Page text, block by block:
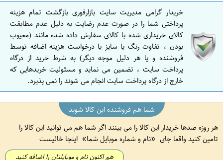
ا
ص
ف
ه
ا
ن
خریدار گرامی مدیریت سایت بازارفوری بازگشت تمام هزینه
پرداختی شما را در صورت عدم رضایت به دلیل عدم مطابقت
کالای خریداری شده با کالای سفارش داده شده مانند (معیوب
بودن ، تفاوت رنگ یا سایز یا درخواست هزینه اضافه توسط
فروشنده و یا هر دلیل موجه دیگر) به شرط خرید از درگاه
پرداخت سایت ، تضمین می نماید و مسئولیت خریدهایی که
خارج از درگاه پرداخت سایت انجام می شوند را نمی پذیرد.
شما هم فروشنده این کالا شوید
هر روزه صدها خریدار این کالا را می بینند اگر شما هم می توانید این کالا را
تامین کنید واقعا جای
نام و شماره موبایل شما اینجا خالیست
هم اکنون نام و موبایلتان را اضافه کنید